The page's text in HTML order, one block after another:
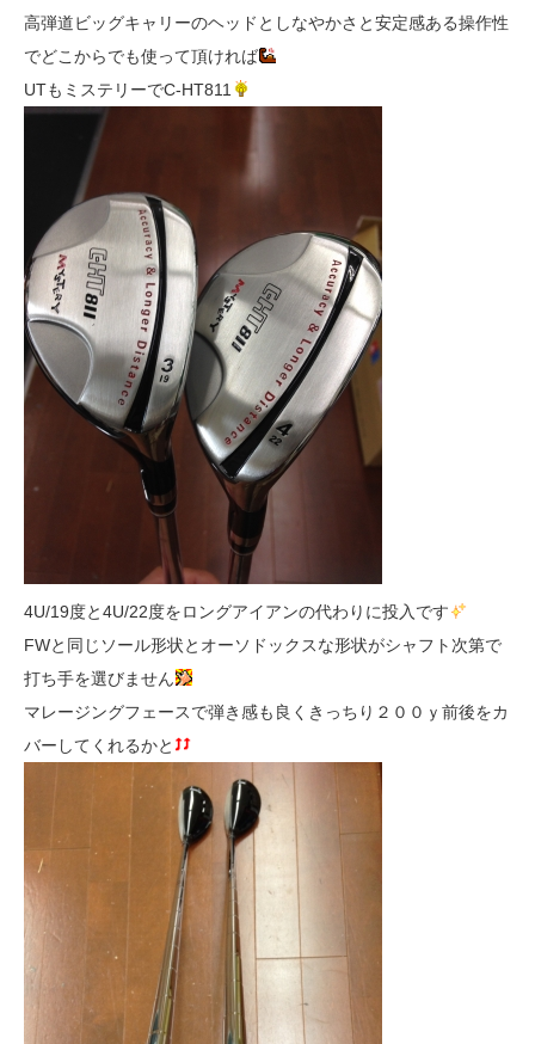
高弾道ビッグキャリーのヘッドとしなやかさと安定感ある操作性
でどこからでも使って頂ければ
UTもミステリーでC-HT811
4U/19度と4U/22度をロングアイアンの代わりに投入です
FWと同じソール形状とオーソドックスな形状がシャフト次第で
打ち手を選びません
マレージングフェースで弾き感も良くきっちり２００ｙ前後をカ
バーしてくれるかと